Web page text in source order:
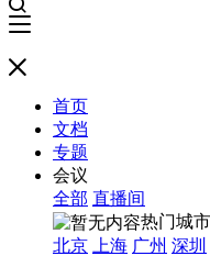
首页
文档
专题
会议
全部 直播间
热门城市
北京
上海 广州 深圳